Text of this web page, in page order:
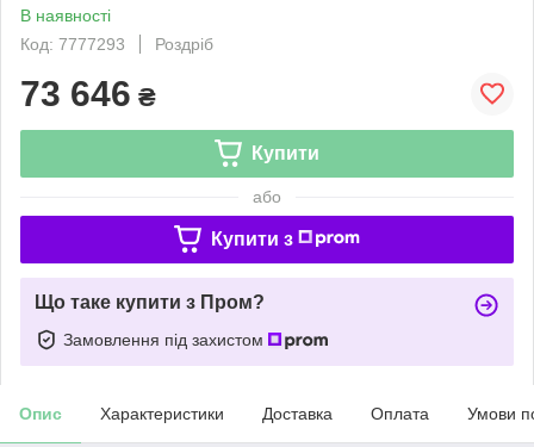
В наявності
Код: 7777293
Роздріб
73 646 ₴
Купити
або
Купити з
Що таке купити з Пром?
Замовлення під захистом
Опис Характеристики Доставка Оплата Умови